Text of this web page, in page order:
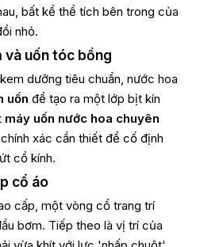
bất kể thể tích bên trong của
nhỏ.
và uốn tóc bồng
dưỡng tiêu chuẩn, nước hoa
uốn để tạo ra một lớp bịt kín
máy uốn nước hoa chuyên
xác cần thiết để cố định
cổ kính.
cổ áo
cấp, một vòng cổ trang trí
bơm. Tiếp theo là vị trí của